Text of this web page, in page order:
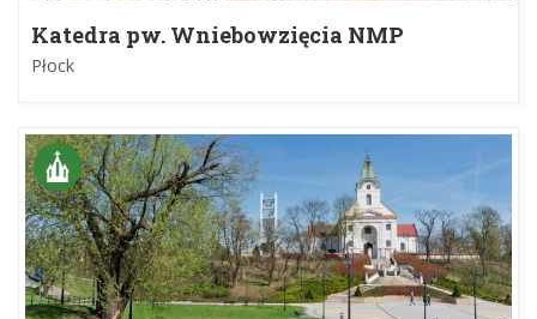
Katedra pw. Wniebowzięcia NMP
Płock